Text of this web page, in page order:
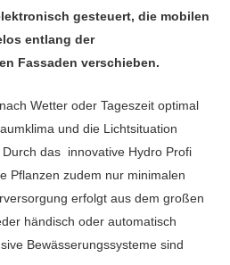
gesteuert, die mobilen
entlang der
Fassaden verschieben.
Wetter oder Tageszeit optimal
und die Lichtsituation
das innovative Hydro Profi
Pflanzen zudem nur minimalen
erfolgt aus dem großen
händisch oder automatisch
Bewässerungssysteme sind